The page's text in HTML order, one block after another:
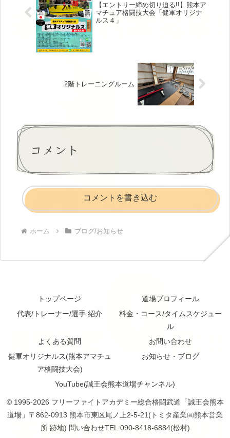
【エントリー締め切り迫る!!】熊本ア
マチュア格闘技大会「健軍オリジナ
ルス４」
2階トレーニングルーム
コメント
コメントを書き込む
ホーム ブログ/お知らせ
トップページ
道場プロフィール
代表/トレーナー/選手 紹介
料金・コース/タイムスケジュー
ル
よくある質問
お問い合わせ
健軍オリジナルス(熊本アマチュ
ア格闘技大会)
お知らせ・ブログ
YouTube(誠王会熊本道場チャンネル)
© 1995-2026 フリーファイトアカデミー総合格闘武道「誠王会熊本
道場」〒862-0913 熊本市東区尾ノ上2-5-21(トミタ産業㈱熊本営業
所 跡地) 問い合わせTEL:090-8418-6884(松村)